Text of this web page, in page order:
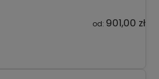
od: 901,00 zł